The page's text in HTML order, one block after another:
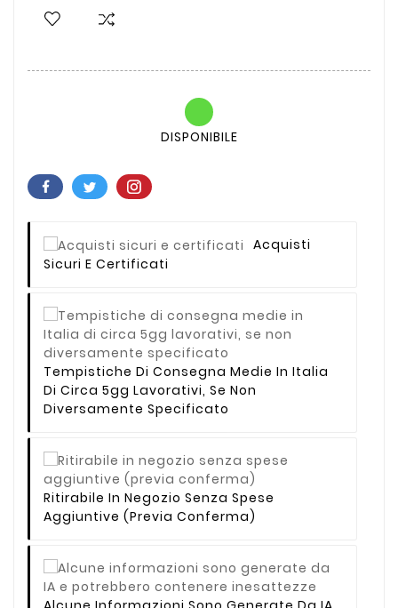
DISPONIBILE
Acquisti
Sicuri E Certificati
Tempistiche Di Consegna Medie In Italia
Di Circa 5gg Lavorativi, Se Non
Diversamente Specificato
Ritirabile In Negozio Senza Spese
Aggiuntive (previa Conferma)